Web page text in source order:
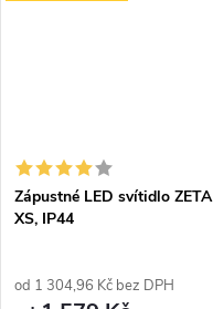
Zápustné LED svítidlo ZETA
XS, IP44
od 1 304,96 Kč bez DPH